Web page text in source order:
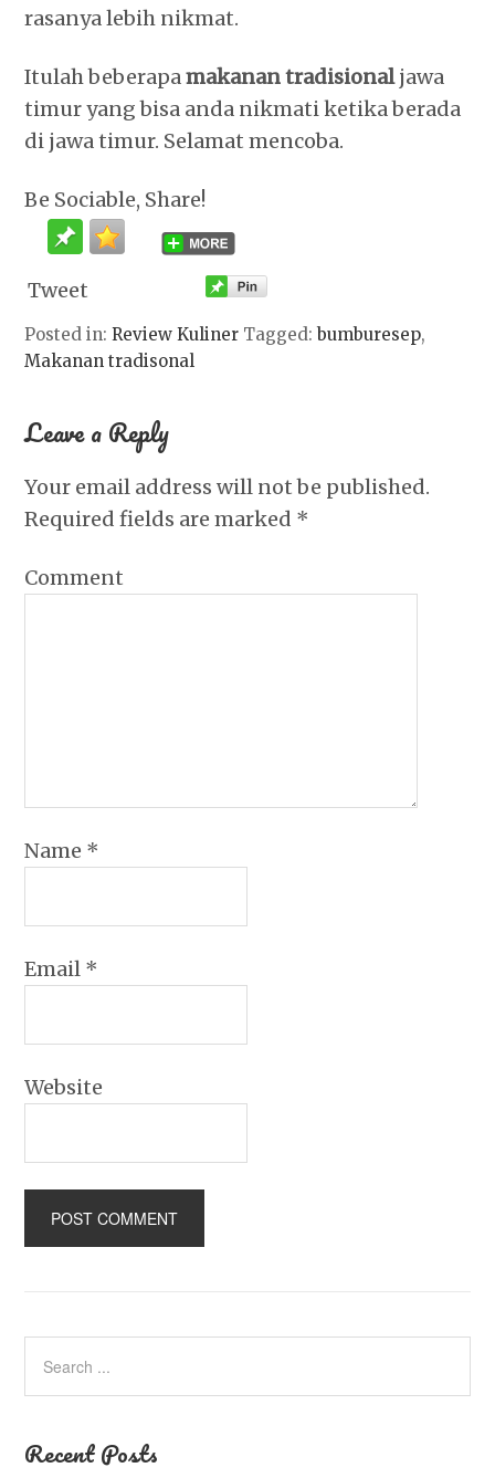
rasanya lebih nikmat.
Itulah beberapamakanan tradisionaljawa
timur yang bisa anda nikmati ketika berada
di jawa timur. Selamat mencoba.
Be Sociable, Share!
Tweet
Posted in:Review Kuliner Tagged:bumburesep,
Makanan tradisonal
Leave a Reply
Your email address will not be published.
Required fields are marked *
Comment
Name *
Email *
Website
Recent Posts